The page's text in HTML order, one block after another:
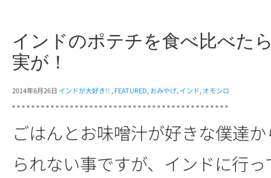
インドのポテチを食べ比べた
実が！
2014年6月26日 インドが大好き!! , FEATURED, おみやげ, インド, オモシロ
ごはんとお味噌汁が好きな僕達
られない事ですが、インドに行